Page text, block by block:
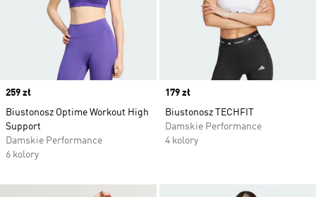
Price
259 zł
Biustonosz Optime Workout High
Support
Damskie Performance
6 kolory
Price
179 zł
Biustonosz TECHFIT
Damskie Performance
4 kolory